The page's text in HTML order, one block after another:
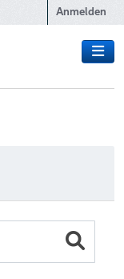
Anmelden